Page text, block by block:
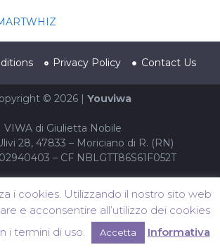
Privacy Policy Contact Us
© 2026 | Youviwa
VIWA di Giulietta Nobile
28, 47833 – Moriciano di R. (RN)
– CF NBLGTT86S61F052T
i cookies. Utilizzando il nostro sito web
e acconsentire all’utilizzo dei cookies
i termini di uso.
Accetta Informativa